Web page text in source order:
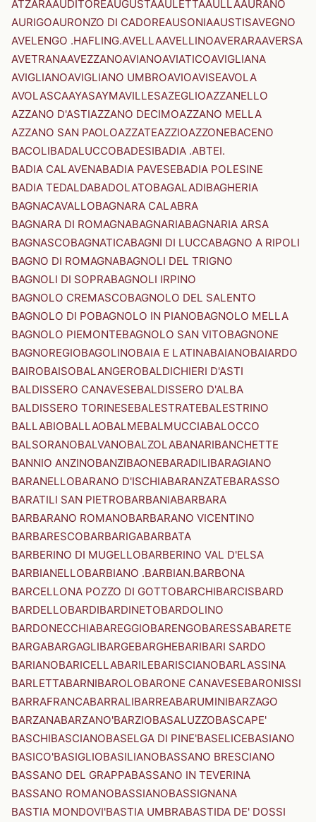
ATZARAAUDITOREAUGUSTAAULETTAAULLAAURANO
AURIGOAURONZO DI CADOREAUSONIAAUSTISAVEGNO
AVELENGO .HAFLING.AVELLAAVELLINOAVERARAAVERSA
AVETRANAAVEZZANOAVIANOAVIATICOAVIGLIANA
AVIGLIANOAVIGLIANO UMBROAVIOAVISEAVOLA
AVOLASCAAYASAYMAVILLESAZEGLIOAZZANELLO
AZZANO D'ASTIAZZANO DECIMOAZZANO MELLA
AZZANO SAN PAOLOAZZATEAZZIOAZZONEBACENO
BACOLIBADALUCCOBADESIBADIA .ABTEI.
BADIA CALAVENABADIA PAVESEBADIA POLESINE
BADIA TEDALDABADOLATOBAGALADIBAGHERIA
BAGNACAVALLOBAGNARA CALABRA
BAGNARA DI ROMAGNABAGNARIABAGNARIA ARSA
BAGNASCOBAGNATICABAGNI DI LUCCABAGNO A RIPOLI
BAGNO DI ROMAGNABAGNOLI DEL TRIGNO
BAGNOLI DI SOPRABAGNOLI IRPINO
BAGNOLO CREMASCOBAGNOLO DEL SALENTO
BAGNOLO DI POBAGNOLO IN PIANOBAGNOLO MELLA
BAGNOLO PIEMONTEBAGNOLO SAN VITOBAGNONE
BAGNOREGIOBAGOLINOBAIA E LATINABAIANOBAIARDO
BAIROBAISOBALANGEROBALDICHIERI D'ASTI
BALDISSERO CANAVESEBALDISSERO D'ALBA
BALDISSERO TORINESEBALESTRATEBALESTRINO
BALLABIOBALLAOBALMEBALMUCCIABALOCCO
BALSORANOBALVANOBALZOLABANARIBANCHETTE
BANNIO ANZINOBANZIBAONEBARADILIBARAGIANO
BARANELLOBARANO D'ISCHIABARANZATEBARASSO
BARATILI SAN PIETROBARBANIABARBARA
BARBARANO ROMANOBARBARANO VICENTINO
BARBARESCOBARBARIGABARBATA
BARBERINO DI MUGELLOBARBERINO VAL D'ELSA
BARBIANELLOBARBIANO .BARBIAN.BARBONA
BARCELLONA POZZO DI GOTTOBARCHIBARCISBARD
BARDELLOBARDIBARDINETOBARDOLINO
BARDONECCHIABAREGGIOBARENGOBARESSABARETE
BARGABARGAGLIBARGEBARGHEBARIBARI SARDO
BARIANOBARICELLABARILEBARISCIANOBARLASSINA
BARLETTABARNIBAROLOBARONE CANAVESEBARONISSI
BARRAFRANCABARRALIBARREABARUMINIBARZAGO
BARZANABARZANO'BARZIOBASALUZZOBASCAPE'
BASCHIBASCIANOBASELGA DI PINE'BASELICEBASIANO
BASICO'BASIGLIOBASILIANOBASSANO BRESCIANO
BASSANO DEL GRAPPABASSANO IN TEVERINA
BASSANO ROMANOBASSIANOBASSIGNANA
BASTIA MONDOVI'BASTIA UMBRABASTIDA DE' DOSSI